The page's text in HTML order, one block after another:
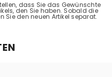
dass Sie das Gewünschte
den Sie haben. Sobald die
Sie den neuen Artikel separat.